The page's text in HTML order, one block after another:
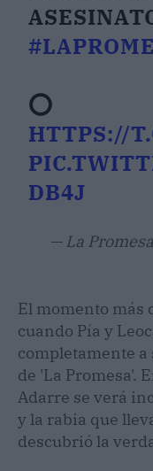
⭕
HTTPS://
DB4J
— La
El momento más
cuando Pía y
completamente a
de 'La Promesa'.
Adarre se verá
y la rabia que
descubrió la